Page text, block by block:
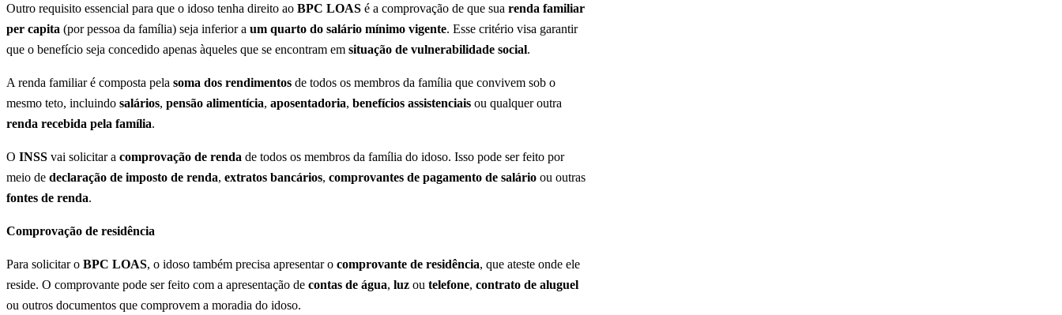
Outro requisito essencial para que o idoso tenha direito ao BPC LOAS é a comprovação de que sua renda familiar
per capita (por pessoa da família) seja inferior a um quarto do salário mínimo vigente. Esse critério visa garantir
que o benefício seja concedido apenas àqueles que se encontram em situação de vulnerabilidade social.
A renda familiar é composta pela soma dos rendimentos de todos os membros da família que convivem sob o
mesmo teto, incluindo salários, pensão alimentícia, aposentadoria, benefícios assistenciais ou qualquer outra
renda recebida pela família.
O INSS vai solicitar a comprovação de renda de todos os membros da família do idoso. Isso pode ser feito por
meio de declaração de imposto de renda, extratos bancários, comprovantes de pagamento de salário ou outras
fontes de renda.
Comprovação de residência
Para solicitar o BPC LOAS, o idoso também precisa apresentar o comprovante de residência, que ateste onde ele
reside. O comprovante pode ser feito com a apresentação de contas de água, luz ou telefone, contrato de aluguel
ou outros documentos que comprovem a moradia do idoso.